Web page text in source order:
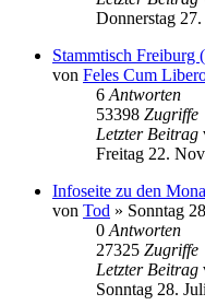
Donnerstag
Stammtisch Freiburg
von Feles Cum
6 Antworten
53398 Zugriffe
Letzter Beitrag
Freitag 22.
Infoseite zu den
von Tod » Sonntag
0 Antworten
27325 Zugriffe
Letzter Beitrag
Sonntag 28.